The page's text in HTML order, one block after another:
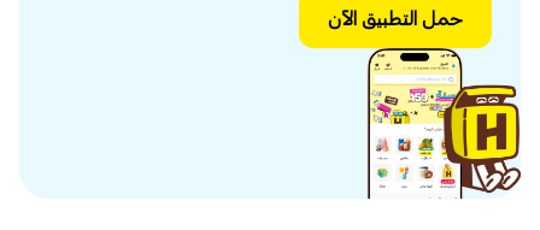
حمل التطبيق الآن